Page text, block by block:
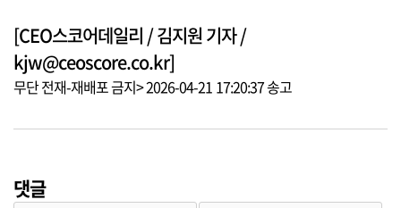
[CEO스코어데일리 / 김지원 기자 /
kjw@ceoscore.co.kr]
무단 전재-재배포 금지> 2026-04-21 17:20:37 송고
댓글